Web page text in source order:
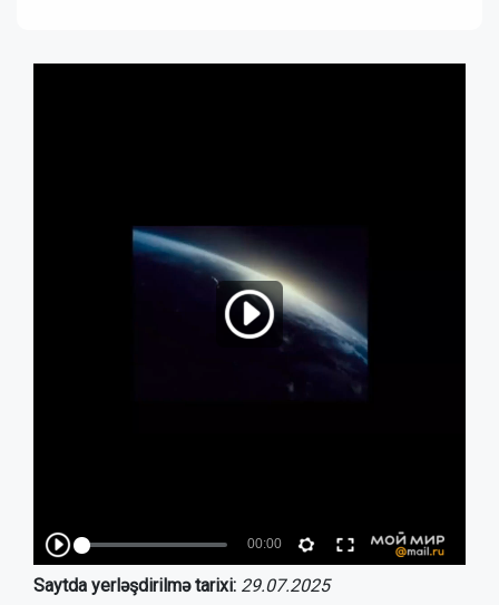
Saytda yerləşdirilmə tarixi: 29.07.2025